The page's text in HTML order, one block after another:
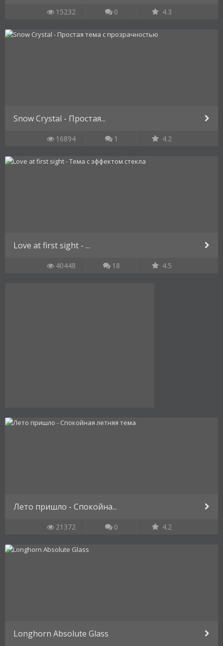
15232 0 4.3
Snow Crystal - Простая...
16894 1 4.2
Love at first sight - ...
40448 18 4.5
Лето пришло - Спокойна...
21372 0 4.2
Longhorn Absolute Glass